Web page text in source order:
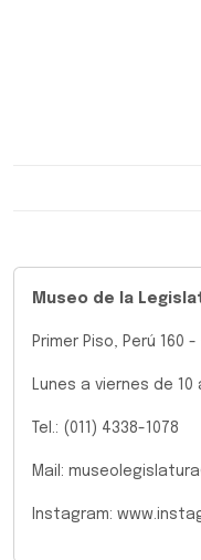
Museo de la
Primer Piso, Perú 160 -
Lunes a viernes de 10
Tel.: (011) 4338-1078
Mail:
Instagram: